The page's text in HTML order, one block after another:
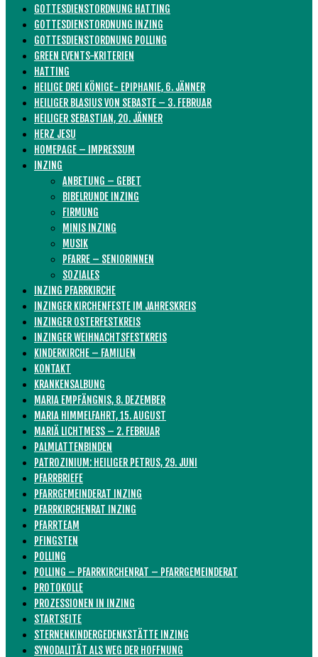
GOTTESDIENSTORDNUNG HATTING
GOTTESDIENSTORDNUNG INZING
GOTTESDIENSTORDNUNG POLLING
GREEN EVENTS-KRITERIEN
HATTING
HEILIGE DREI KÖNIGE- EPIPHANIE, 6. JÄNNER
HEILIGER BLASIUS VON SEBASTE – 3. FEBRUAR
HEILIGER SEBASTIAN, 20. JÄNNER
HERZ JESU
HOMEPAGE – IMPRESSUM
INZING
ANBETUNG – GEBET
BIBELRUNDE INZING
FIRMUNG
MINIS INZING
MUSIK
PFARRE – SENIORINNEN
SOZIALES
INZING PFARRKIRCHE
INZINGER KIRCHENFESTE IM JAHRESKREIS
INZINGER OSTERFESTKREIS
INZINGER WEIHNACHTSFESTKREIS
KINDERKIRCHE – FAMILIEN
KONTAKT
KRANKENSALBUNG
MARIA EMPFÄNGNIS, 8. DEZEMBER
MARIA HIMMELFAHRT, 15. AUGUST
MARIÄ LICHTMESS – 2. FEBRUAR
PALMLATTENBINDEN
PATROZINIUM: HEILIGER PETRUS, 29. JUNI
PFARRBRIEFE
PFARRGEMEINDERAT INZING
PFARRKIRCHENRAT INZING
PFARRTEAM
PFINGSTEN
POLLING
POLLING – PFARRKIRCHENRAT – PFARRGEMEINDERAT
PROTOKOLLE
PROZESSIONEN IN INZING
STARTSEITE
STERNENKINDERGEDENKSTÄTTE INZING
SYNODALITÄT ALS WEG DER HOFFNUNG